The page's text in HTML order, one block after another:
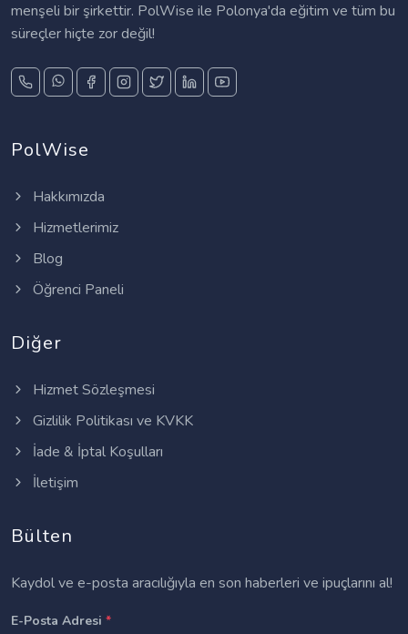
menşeli bir şirkettir. PolWise ile Polonya'da eğitim ve tüm bu
süreçler hiçte zor değil!
PolWise
Hakkımızda
Hizmetlerimiz
Blog
Öğrenci Paneli
Diğer
Hizmet Sözleşmesi
Gizlilik Politikası ve KVKK
İade & İptal Koşulları
İletişim
Bülten
Kaydol ve e-posta aracılığıyla en son haberleri ve ipuçlarını al!
E-Posta Adresi *